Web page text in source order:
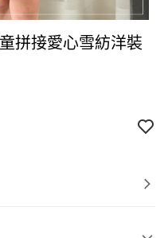
拼接愛心雪紡洋裝